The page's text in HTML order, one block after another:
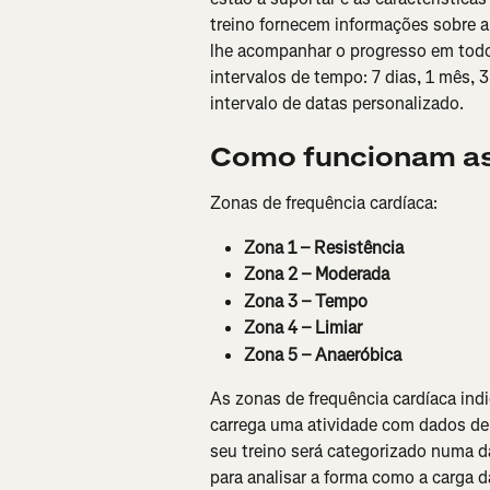
treino fornecem informações sobre
lhe acompanhar o progresso em
intervalos de tempo: 7 dias, 1 mês,
intervalo de datas personalizado.
Como funcionam
Zonas de frequência cardíaca:
Zona 1 – Resistência
Zona 2 – Moderada
Zona 3 – Tempo
Zona 4 – Limiar
Zona 5 – Anaeróbica
As zonas de frequência cardíaca
carrega uma atividade com dados
seu treino será categorizado numa
para analisar a forma como a carga